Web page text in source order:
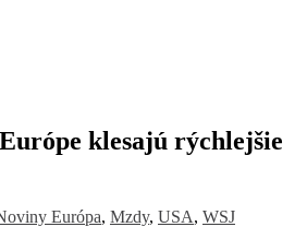
klesajú rýchlejšie
Európa, Mzdy, USA, WSJ